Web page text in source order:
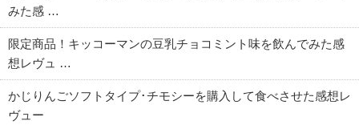
みた感 …
限定商品！キッコーマンの豆乳チョコミント味を飲んでみた感
想レヴュ …
かじりんごソフトタイプ･チモシーを購入して食べさせた感想レ
ヴュー